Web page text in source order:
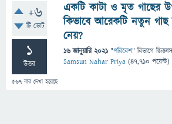
+6
টি ভোট
1
উত্তর
567 বার দেখা হয়েছে
একটি কাটা ও মৃত গাছের
কিভাবে আরেকটি নতুন গাছ
নেয়?
16 জানুয়ারি 2021 "পরিবেশ" বিভাগে
Samsun Nahar Priya (47,710 পয়েন্ট)